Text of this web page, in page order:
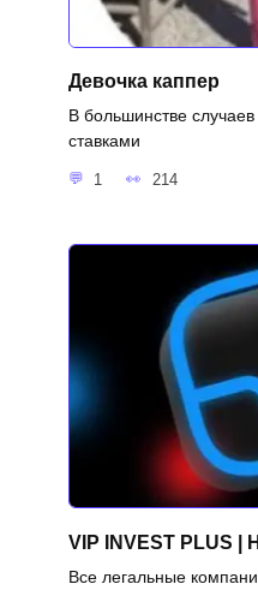
Девочка каппер
В большинстве
ставками
1 214
VIP INVEST PLUS |
Все легальные